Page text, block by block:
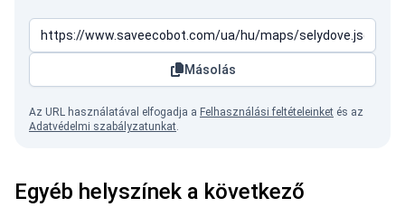
Másolás
Az URL használatával elfogadja a Felhasználási feltételeinket és az
Adatvédelmi szabályzatunkat.
Egyéb helyszínek a következő